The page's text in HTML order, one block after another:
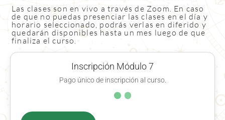
Las clases son en vivo a través de Zoom. En caso
de que no puedas presenciar las clases en el día y
horario seleccionado, podrás verlas en diferido y
quedarán disponibles hasta un mes luego de que
finaliza el curso.
Inscripción Módulo 7
Pago único de inscripción al curso.